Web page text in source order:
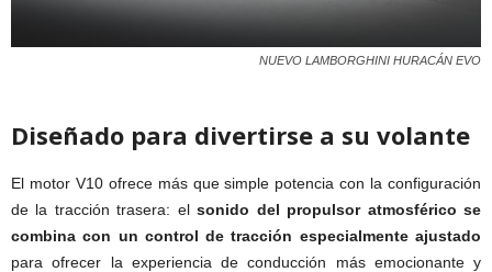
NUEVO LAMBORGHINI HURACÁN EVO
Diseñado para divertirse a su volante
El motor V10 ofrece más que simple potencia con la configuración
de la tracción trasera: elsonido del propulsor atmosférico se
combina con un control de tracción especialmente ajustado
para ofrecer la experiencia de conducción más emocionante y